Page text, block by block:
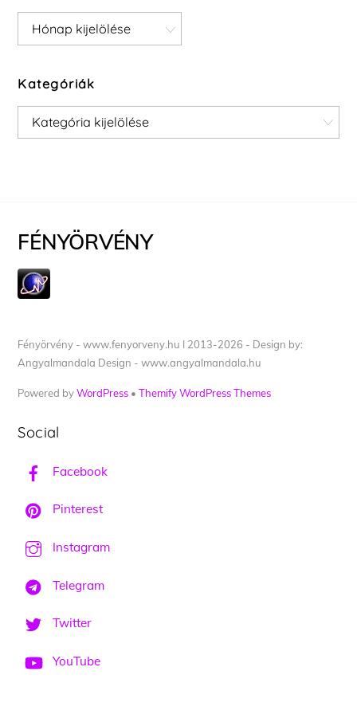
Archívum
Kategóriák
Kategóriák
FÉNYÖRVÉNY
Fényörvény - www.fenyorveny.hu I 2013-2026 - Design by:
Angyalmandala Design - www.angyalmandala.hu
Powered byWordPress •Themify WordPress Themes
Social
Facebook
Pinterest
Instagram
Telegram
Twitter
YouTube